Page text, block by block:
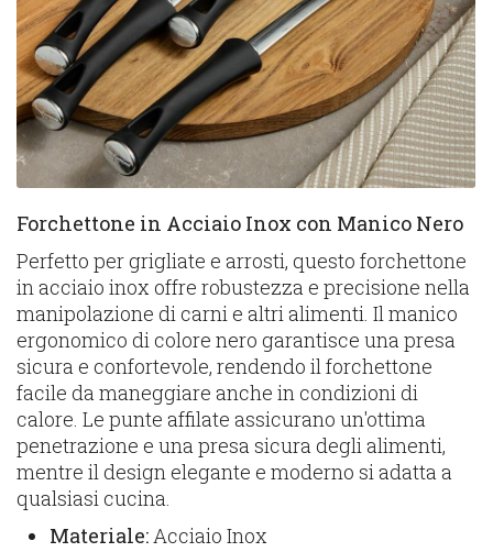
Forchettone in Acciaio Inox con Manico Nero
Perfetto per grigliate e arrosti, questo forchettone
in acciaio inox offre robustezza e precisione nella
manipolazione di carni e altri alimenti. Il manico
ergonomico di colore nero garantisce una presa
sicura e confortevole, rendendo il forchettone
facile da maneggiare anche in condizioni di
calore. Le punte affilate assicurano un'ottima
penetrazione e una presa sicura degli alimenti,
mentre il design elegante e moderno si adatta a
qualsiasi cucina.
Materiale: Acciaio Inox